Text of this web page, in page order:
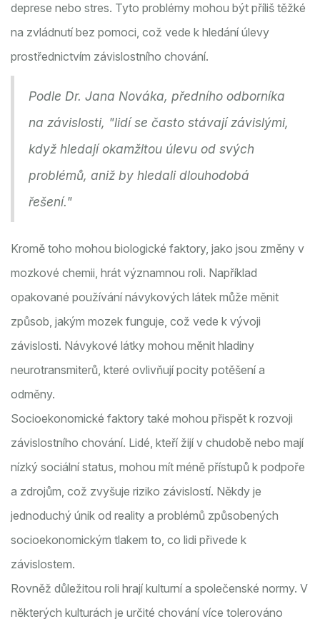
deprese nebo stres. Tyto problémy mohou být příliš těžké
na zvládnutí bez pomoci, což vede k hledání úlevy
prostřednictvím závislostního chování.
Podle Dr. Jana Nováka, předního odborníka
na závislosti, "lidí se často stávají závislými,
když hledají okamžitou úlevu od svých
problémů, aniž by hledali dlouhodobá
řešení."
Kromě toho mohou biologické faktory, jako jsou změny v
mozkové chemii, hrát významnou roli. Například
opakované používání návykových látek může měnit
způsob, jakým mozek funguje, což vede k vývoji
závislosti. Návykové látky mohou měnit hladiny
neurotransmiterů, které ovlivňují pocity potěšení a
odměny.
Socioekonomické faktory také mohou přispět k rozvoji
závislostního chování. Lidé, kteří žijí v chudobě nebo mají
nízký sociální status, mohou mít méně přístupů k podpoře
a zdrojům, což zvyšuje riziko závislostí. Někdy je
jednoduchý únik od reality a problémů způsobených
socioekonomickým tlakem to, co lidi přivede k
závislostem.
Rovněž důležitou roli hrají kulturní a společenské normy. V
některých kulturách je určité chování více tolerováno